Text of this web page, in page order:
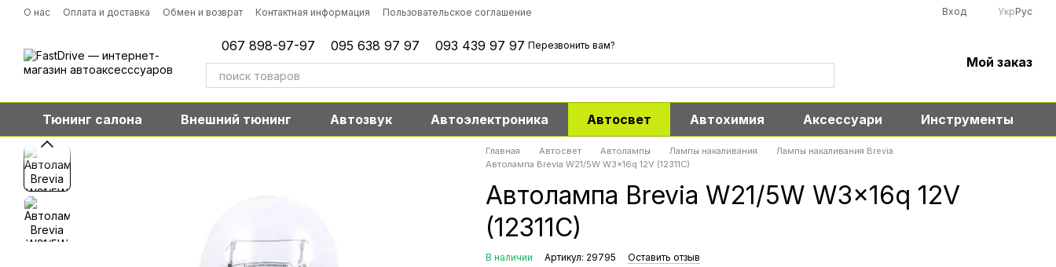
Перейти к основному контенту
О нас Оплата и доставка Обмен и возврат Контактная информация Пользовательское соглашение Вход УкрРус
067 898-97-97 095 638 97 97 093 439 97 97 Перезвонить вам?
Мой заказ
Тюнинг салона Внешний тюнинг Автозвук Автоэлектроника Автосвет Автохимия Аксессуари Инструменты
Главная Автосвет Автолампы Лампы накаливания
Лампы накаливания Brevia
Автолампа Brevia W21/5W W3x16q 12V (12311C)
Автолампа Brevia W21/5W W3x16q 12V
(12311C)
В наличии Артикул: 29795 Оставить отзыв